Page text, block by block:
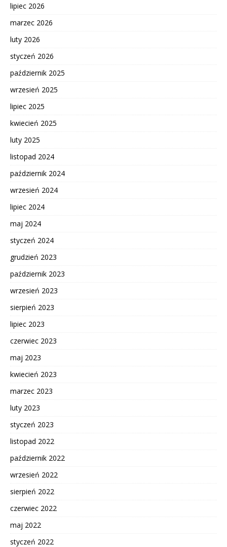
lipiec 2026
marzec 2026
luty 2026
styczeń 2026
październik 2025
wrzesień 2025
lipiec 2025
kwiecień 2025
luty 2025
listopad 2024
październik 2024
wrzesień 2024
lipiec 2024
maj 2024
styczeń 2024
grudzień 2023
październik 2023
wrzesień 2023
sierpień 2023
lipiec 2023
czerwiec 2023
maj 2023
kwiecień 2023
marzec 2023
luty 2023
styczeń 2023
listopad 2022
październik 2022
wrzesień 2022
sierpień 2022
czerwiec 2022
maj 2022
styczeń 2022